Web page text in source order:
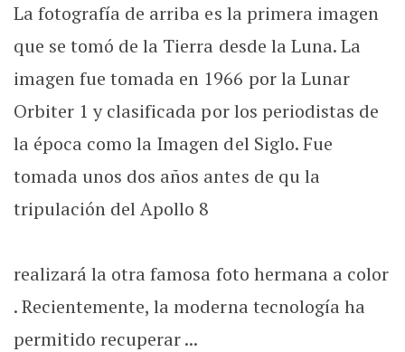
La fotografía de arriba es la primera imagen
que se tomó de la Tierra desde la Luna. La
imagen fue tomada en 1966 por la Lunar
Orbiter 1 y clasificada por los periodistas de
la época como la Imagen del Siglo. Fue
tomada unos dos años antes de qu la
tripulación del Apollo 8
realizará la otra famosa foto hermana a color
. Recientemente, la moderna tecnología ha
permitido recuperar ...